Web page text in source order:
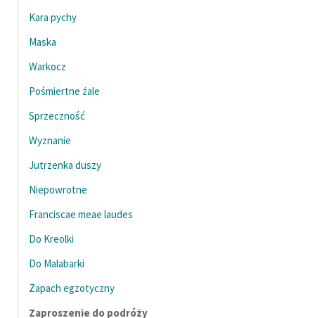
Zespół
Zasady wykorzystania
Wolnych Lektur
Logotypy
Materiały promocyjne
Polityka prywatności
Regulamin biblioteki
sprawozdania finansowe
Regulamin darowizn
Informacja o treściach
wrażliwych
Kara pychy
Maska
Warkocz
Pośmiertne żale
Sprzeczność
Wyznanie
Jutrzenka duszy
Niepowrotne
Franciscae meae laudes
Do Kreolki
Do Malabarki
Zapach egzotyczny
Zaproszenie do podróży